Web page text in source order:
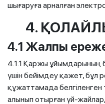
шығаруға арналған
4.
4.1 Жалпы
4.1.1 Қаржы ұйымдарының
үшін бейімдеу қажет, бұл
құжаттамада
алынып отырған үй-